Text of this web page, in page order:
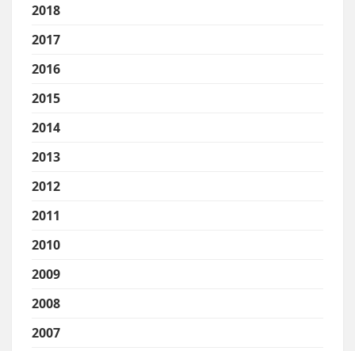
2018
2017
2016
2015
2014
2013
2012
2011
2010
2009
2008
2007